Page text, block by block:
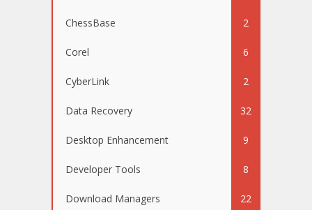
ChessBase 2
Corel 6
CyberLink 2
Data Recovery 32
Desktop Enhancement 9
Developer Tools 8
Download Managers 22